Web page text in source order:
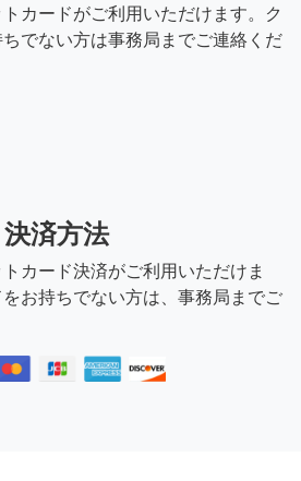
カードがご利用いただけます。ク
でない方は事務局までご連絡くだ
決済方法
カード決済がご利用いただけま
お持ちでない方は、事務局までご